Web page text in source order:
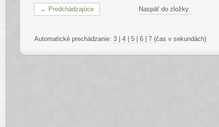
← Predchádzajúce Naspäť do zložky
Automatické prechádzanie: 3 4 5 6 7 (čas v sekundách)